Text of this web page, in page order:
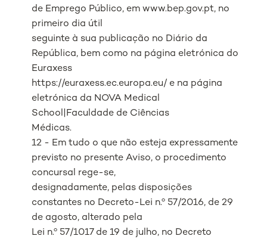
de Emprego Público, em www.bep.gov.pt, no
primeiro dia útil
seguinte à sua publicação no Diário da
República, bem como na página eletrónica do
Euraxess
https://euraxess.ec.europa.eu/ e na página
eletrónica da NOVA Medical
School|Faculdade de Ciências
Médicas.
12 - Em tudo o que não esteja expressamente
previsto no presente Aviso, o procedimento
concursal rege-se,
designadamente, pelas disposições
constantes no Decreto-Lei n.º 57/2016, de 29
de agosto, alterado pela
Lei n.º 57/1017 de 19 de julho, no Decreto